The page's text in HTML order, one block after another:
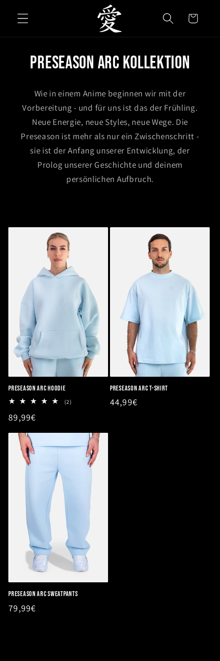
zum
Inhalt
Warenkorb
Preseason Arc Kollektion
Wie in einem Anime beginnen wir mit der
Vorbereitung - und für uns ist das der Frühling.
Neue Energie, neue Styles, neue Wege. Die
Preseason ist mehr als nur ein Zwischenschritt -
sie ist der Anfang unserer Entwicklung, der
Prolog unserer Geschichte und deinem
persönlichen Aufbruch.
PRESEASON ARC HOODIE
(2)2
Normaler
Preis
89,99€
PRESEASON ARC T-SHIRT
Normaler
44,99€
PRESEASON ARC SWEATPANTS
Normaler
79,99€